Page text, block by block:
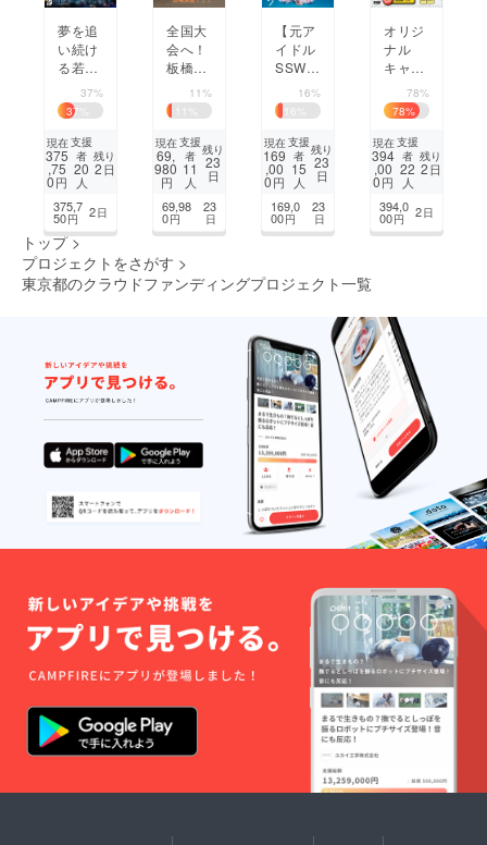
夢を追
い続け
る若者
たち
に、“本
気だか
らこそ
輝ける
舞
未来へ
繋ぐ！
37%
37
現在
375
,75
0円
支援
者
20
人
残り
2日
375,7
50円 2日
全国大
会へ！
板橋ブ
ラーヴ
スの挑
戦を応
援しよ
う！
11%
11
現在
69,
980
円
支援
者
11
人
残り
23
日
69,98
0円
23
日
【元ア
イドル
SSW】
希羽そ
ら1st
アルバ
ム、み
んなで
最高の
ンを作
りた
16%
16
現在
169
,00
0円
支援
者
15
人
残り
23
日
169,0
00円
23
日
オリジ
ナル
キャラ
クター
(ドウ
トウ)
をソフ
ビ化！
78%
78%
現在
394
,00
0円
支援
者
22
人
残り
2日
394,0
00円 2日
トップ >
プロジェクトをさがす >
東京都のクラウドファンディングプロジェクト一覧
5 ... 次のページ